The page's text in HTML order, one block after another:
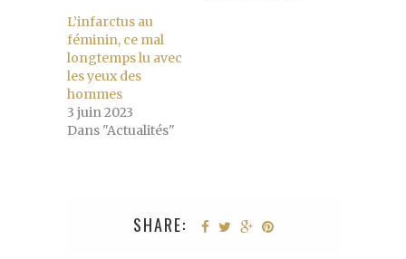
L’infarctus au
féminin, ce mal
longtemps lu avec
les yeux des
hommes
3 juin 2023
Dans "Actualités"
SHARE: